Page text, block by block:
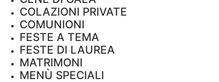
COLAZIONI PRIVATE
COMUNIONI
FESTE A TEMA
FESTE DI LAUREA
MATRIMONI
MENÙ SPECIALI